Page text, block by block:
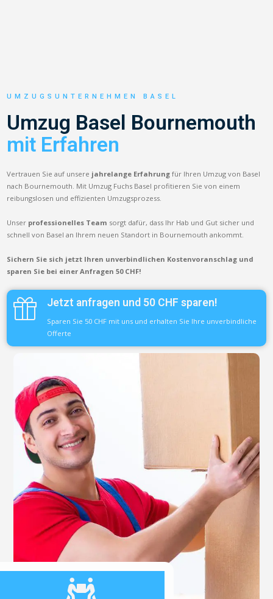
UMZUGSUNTERNEHMEN BASEL
Umzug Basel Bournemouth
mit Erfahren
Vertrauen Sie auf unsere jahrelange Erfahrung für Ihren Umzug von Basel
nach Bournemouth. Mit Umzug Fuchs Basel profitieren Sie von einem
reibungslosen und effizienten Umzugsprozess.
Unser professionelles Team sorgt dafür, dass Ihr Hab und Gut sicher und
schnell von Basel an Ihrem neuen Standort in Bournemouth ankommt.
Sichern Sie sich jetzt Ihren unverbindlichen Kostenvoranschlag und
sparen Sie bei einer Anfragen 50 CHF!
Jetzt anfragen und 50 CHF sparen!
Sparen Sie 50 CHF mit uns und erhalten Sie Ihre unverbindliche
Offerte